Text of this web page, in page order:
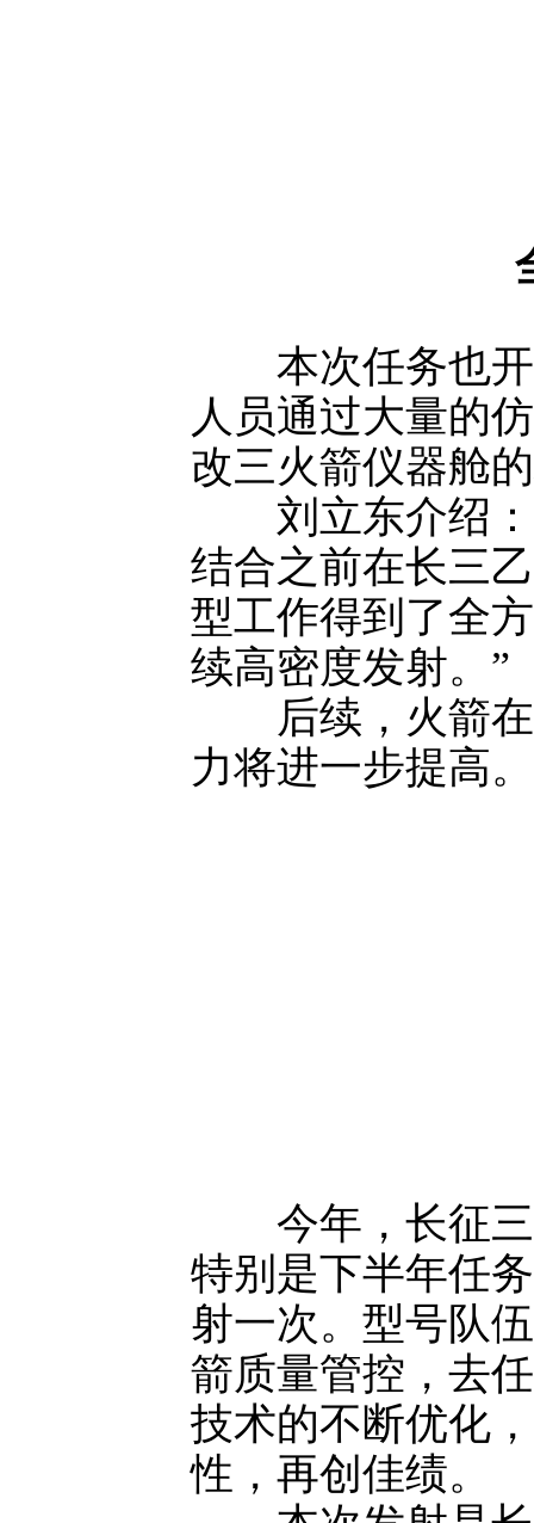
本次任务也开
人员通过大量的
改三火箭仪器舱
刘立东介绍：“
结合之前在长三
型工作得到了全
续高密度发射。”
后续，火箭在
力将进一步提高。
今年，长征三
特别是下半年任
射一次。型号队
箭质量管控，去
技术的不断优化
性，再创佳绩。